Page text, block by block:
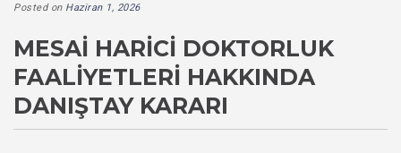
Posted on Haziran 1, 2026
MESAI HARICI DOKTORLUK
FAALIYETLERI HAKKINDA
DANIŞTAY KARARI